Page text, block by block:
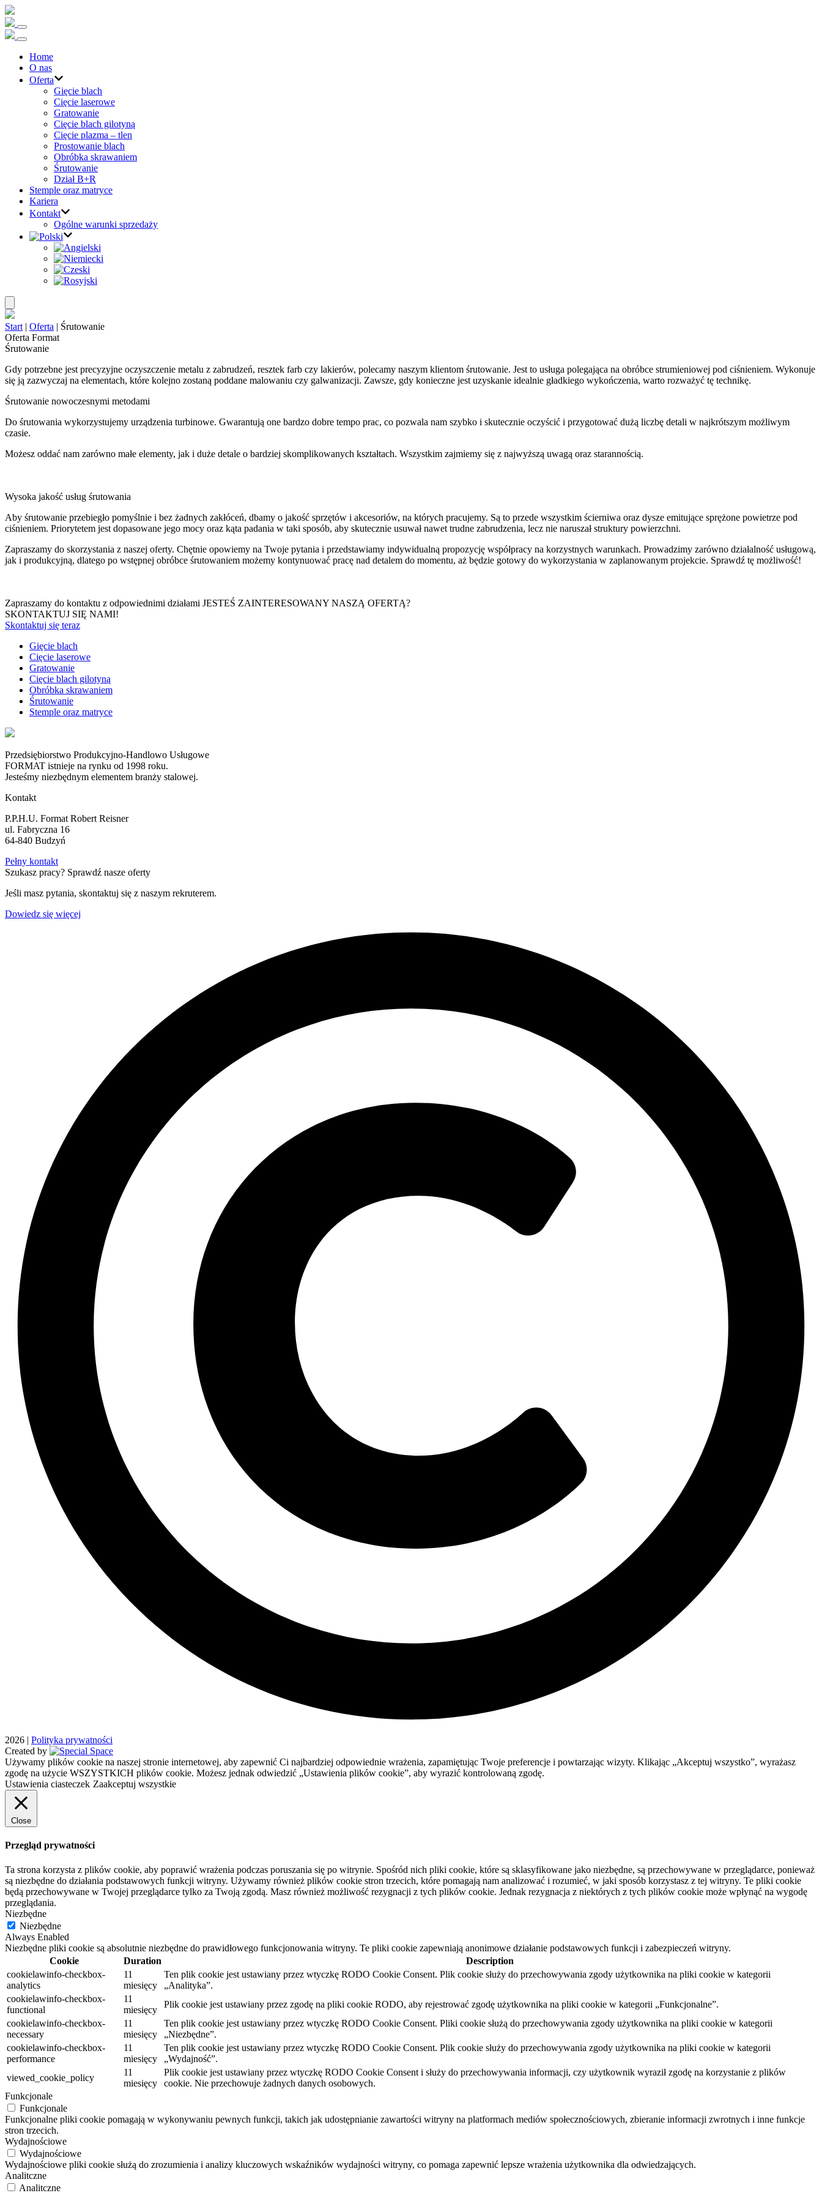
Home
O nas
Oferta
Gięcie blach
Cięcie laserowe
Gratowanie
Cięcie blach gilotyną
Cięcie plazma – tlen
Prostowanie blach
Obróbka skrawaniem
Śrutowanie
Dział B+R
Stemple oraz matryce
Kariera
Kontakt
Ogólne warunki sprzedaży
Start | Oferta | Śrutowanie
Oferta Format
Śrutowanie
Gdy potrzebne jest precyzyjne oczyszczenie metalu z zabrudzeń, resztek farb czy lakierów, polecamy naszym klientom śrutowanie. Jest to usługa polegająca na obróbce strumieniowej pod ciśnieniem. Wykonuje
się ją zazwyczaj na elementach, które kolejno zostaną poddane malowaniu czy galwanizacji. Zawsze, gdy konieczne jest uzyskanie idealnie gładkiego wykończenia, warto rozważyć tę technikę.
Śrutowanie nowoczesnymi metodami
Do śrutowania wykorzystujemy urządzenia turbinowe. Gwarantują one bardzo dobre tempo prac, co pozwala nam szybko i skutecznie oczyścić i przygotować dużą liczbę detali w najkrótszym możliwym
czasie.
Możesz oddać nam zarówno małe elementy, jak i duże detale o bardziej skomplikowanych kształtach. Wszystkim zajmiemy się z najwyższą uwagą oraz starannością.
Wysoka jakość usług śrutowania
Aby śrutowanie przebiegło pomyślnie i bez żadnych zakłóceń, dbamy o jakość sprzętów i akcesoriów, na których pracujemy. Są to przede wszystkim ścierniwa oraz dysze emitujące sprężone powietrze pod
ciśnieniem. Priorytetem jest dopasowane jego mocy oraz kąta padania w taki sposób, aby skutecznie usuwał nawet trudne zabrudzenia, lecz nie naruszał struktury powierzchni.
Zapraszamy do skorzystania z naszej oferty. Chętnie opowiemy na Twoje pytania i przedstawiamy indywidualną propozycję współpracy na korzystnych warunkach. Prowadzimy zarówno działalność usługową,
jak i produkcyjną, dlatego po wstępnej obróbce śrutowaniem możemy kontynuować pracę nad detalem do momentu, aż będzie gotowy do wykorzystania w zaplanowanym projekcie. Sprawdź tę możliwość!
Zapraszamy do kontaktu z odpowiednimi działami JESTEŚ ZAINTERESOWANY NASZĄ OFERTĄ?
SKONTAKTUJ SIĘ NAMI!
Skontaktuj się teraz
Gięcie blach
Cięcie laserowe
Gratowanie
Cięcie blach gilotyną
Obróbka skrawaniem
Śrutowanie
Stemple oraz matryce
Przedsiębiorstwo Produkcyjno-Handlowo Usługowe
FORMAT istnieje na rynku od 1998 roku.
Jesteśmy niezbędnym elementem branży stalowej.
Kontakt
P.P.H.U. Format Robert Reisner
ul. Fabryczna 16
64-840 Budzyń
Pełny kontakt
Szukasz pracy? Sprawdź nasze oferty
Jeśli masz pytania, skontaktuj się z naszym rekruterem.
Dowiedz się więcej
2026 | Polityka prywatności
Created by
Używamy plików cookie na naszej stronie internetowej, aby zapewnić Ci najbardziej odpowiednie wrażenia, zapamiętując Twoje preferencje i powtarzając wizyty. Klikając „Akceptuj wszystko”, wyrażasz
zgodę na użycie WSZYSTKICH plików cookie. Możesz jednak odwiedzić „Ustawienia plików cookie”, aby wyrazić kontrolowaną zgodę.
Ustawienia ciasteczek Zaakceptuj wszystkie
Close
Przegląd prywatności
Ta strona korzysta z plików cookie, aby poprawić wrażenia podczas poruszania się po witrynie. Spośród nich pliki cookie, które są sklasyfikowane jako niezbędne, są przechowywane w przeglądarce, ponieważ
są niezbędne do działania podstawowych funkcji witryny. Używamy również plików cookie stron trzecich, które pomagają nam analizować i rozumieć, w jaki sposób korzystasz z tej witryny. Te pliki cookie
będą przechowywane w Twojej przeglądarce tylko za Twoją zgodą. Masz również możliwość rezygnacji z tych plików cookie. Jednak rezygnacja z niektórych z tych plików cookie może wpłynąć na wygodę
przeglądania.
Niezbędne
Niezbędne
Always Enabled
Niezbędne pliki cookie są absolutnie niezbędne do prawidłowego funkcjonowania witryny. Te pliki cookie zapewniają anonimowe działanie podstawowych funkcji i zabezpieczeń witryny.
Cookie
Duration
Description
cookielawinfo-checkbox-
analytics
11
miesięcy
Ten plik cookie jest ustawiany przez wtyczkę RODO Cookie Consent. Plik cookie służy do przechowywania zgody użytkownika na pliki cookie w kategorii
„Analityka”.
cookielawinfo-checkbox-
functional
11
miesięcy
Plik cookie jest ustawiany przez zgodę na pliki cookie RODO, aby rejestrować zgodę użytkownika na pliki cookie w kategorii „Funkcjonalne”.
cookielawinfo-checkbox-
necessary
11
miesięcy
Ten plik cookie jest ustawiany przez wtyczkę RODO Cookie Consent. Pliki cookie służą do przechowywania zgody użytkownika na pliki cookie w kategorii
„Niezbędne”.
cookielawinfo-checkbox-
performance
11
miesięcy
Ten plik cookie jest ustawiany przez wtyczkę RODO Cookie Consent. Plik cookie służy do przechowywania zgody użytkownika na pliki cookie w kategorii
„Wydajność”.
viewed_cookie_policy
11
miesięcy
Plik cookie jest ustawiany przez wtyczkę RODO Cookie Consent i służy do przechowywania informacji, czy użytkownik wyraził zgodę na korzystanie z plików
cookie. Nie przechowuje żadnych danych osobowych.
Funkcjonale
Funkcjonale
Funkcjonalne pliki cookie pomagają w wykonywaniu pewnych funkcji, takich jak udostępnianie zawartości witryny na platformach mediów społecznościowych, zbieranie informacji zwrotnych i inne funkcje
stron trzecich.
Wydajnościowe
Wydajnościowe
Wydajnościowe pliki cookie służą do zrozumienia i analizy kluczowych wskaźników wydajności witryny, co pomaga zapewnić lepsze wrażenia użytkownika dla odwiedzających.
Analitczne
Analitczne